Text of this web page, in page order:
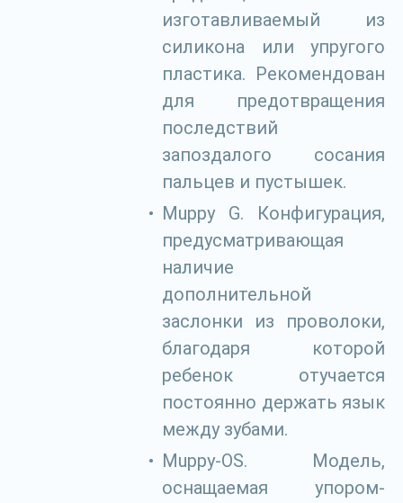
изготавливаемый из
силикона или упругого
пластика. Рекомендован
для предотвращения
последствий
запоздалого сосания
пальцев и пустышек.
Muppy G. Конфигурация,
предусматривающая
наличие
дополнительной
заслонки из проволоки,
благодаря которой
ребенок отучается
постоянно держать язык
между зубами.
Muppy-OS. Модель,
оснащаемая упором-